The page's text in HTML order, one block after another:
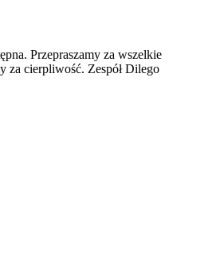
Przepraszamy za wszelkie
za cierpliwość. Zespół Dilego